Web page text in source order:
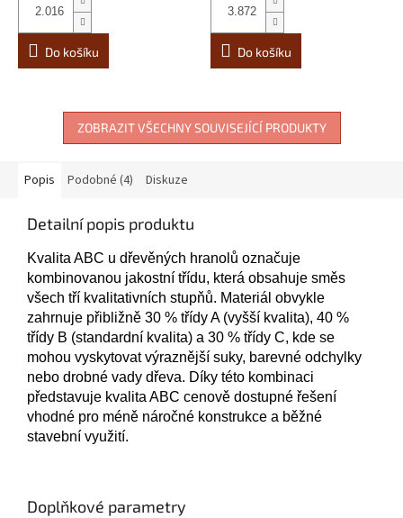
Do košíku Do košíku
ZOBRAZIT VŠECHNY SOUVISEJÍCÍ PRODUKTY
Popis Podobné (4) Diskuze
Detailní popis produktu
Kvalita ABC u dřevěných hranolů označuje
kombinovanou jakostní třídu, která obsahuje směs
všech tří kvalitativních stupňů. Materiál obvykle
zahrnuje přibližně 30 % třídy A (vyšší kvalita), 40 %
třídy B (standardní kvalita) a 30 % třídy C, kde se
mohou vyskytovat výraznější suky, barevné odchylky
nebo drobné vady dřeva. Díky této kombinaci
představuje kvalita ABC cenově dostupné řešení
vhodné pro méně náročné konstrukce a běžné
stavební využití.
Doplňkové parametry